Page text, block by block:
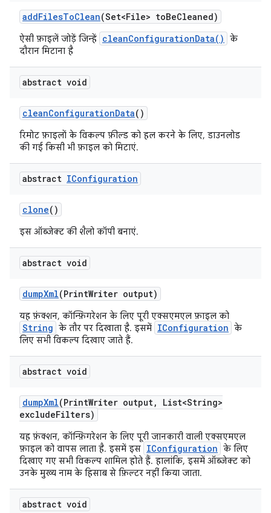
addFilesToClean(Set<File> toBeCleaned)
ऐसी फ़ाइलें जोड़ें जिन्हें cleanConfigurationData()
के
दौरान मिटाना है
abstract void
cleanConfigurationData()
रिमोट फ़ाइलों के विकल्प फ़ील्ड को हल करने के लिए, डाउनलोड
की गई किसी भी फ़ाइल को मिटाएं.
abstract IConfiguration
clone()
इस ऑब्जेक्ट की शैलो कॉपी बनाएं.
abstract void
dumpXml(PrintWriter output)
यह फ़ंक्शन, कॉन्फ़िगरेशन के लिए पूरी एक्सएमएल फ़ाइल को
String के तौर पर दिखाता है. इसमें IConfiguration के
लिए सभी विकल्प दिखाए जाते हैं.
abstract void
dumpXml(PrintWriter output,
List<String>
excludeFilters)
यह फ़ंक्शन, कॉन्फ़िगरेशन के लिए पूरी जानकारी वाली एक्सएमएल
फ़ाइल को वापस लाता है. इसमें इस IConfiguration के लिए
दिखाए गए सभी विकल्प शामिल होते हैं. हालांकि, इसमें ऑब्जेक्ट को
उनके मुख्य नाम के हिसाब से फ़िल्टर नहीं किया जाता.
abstract void